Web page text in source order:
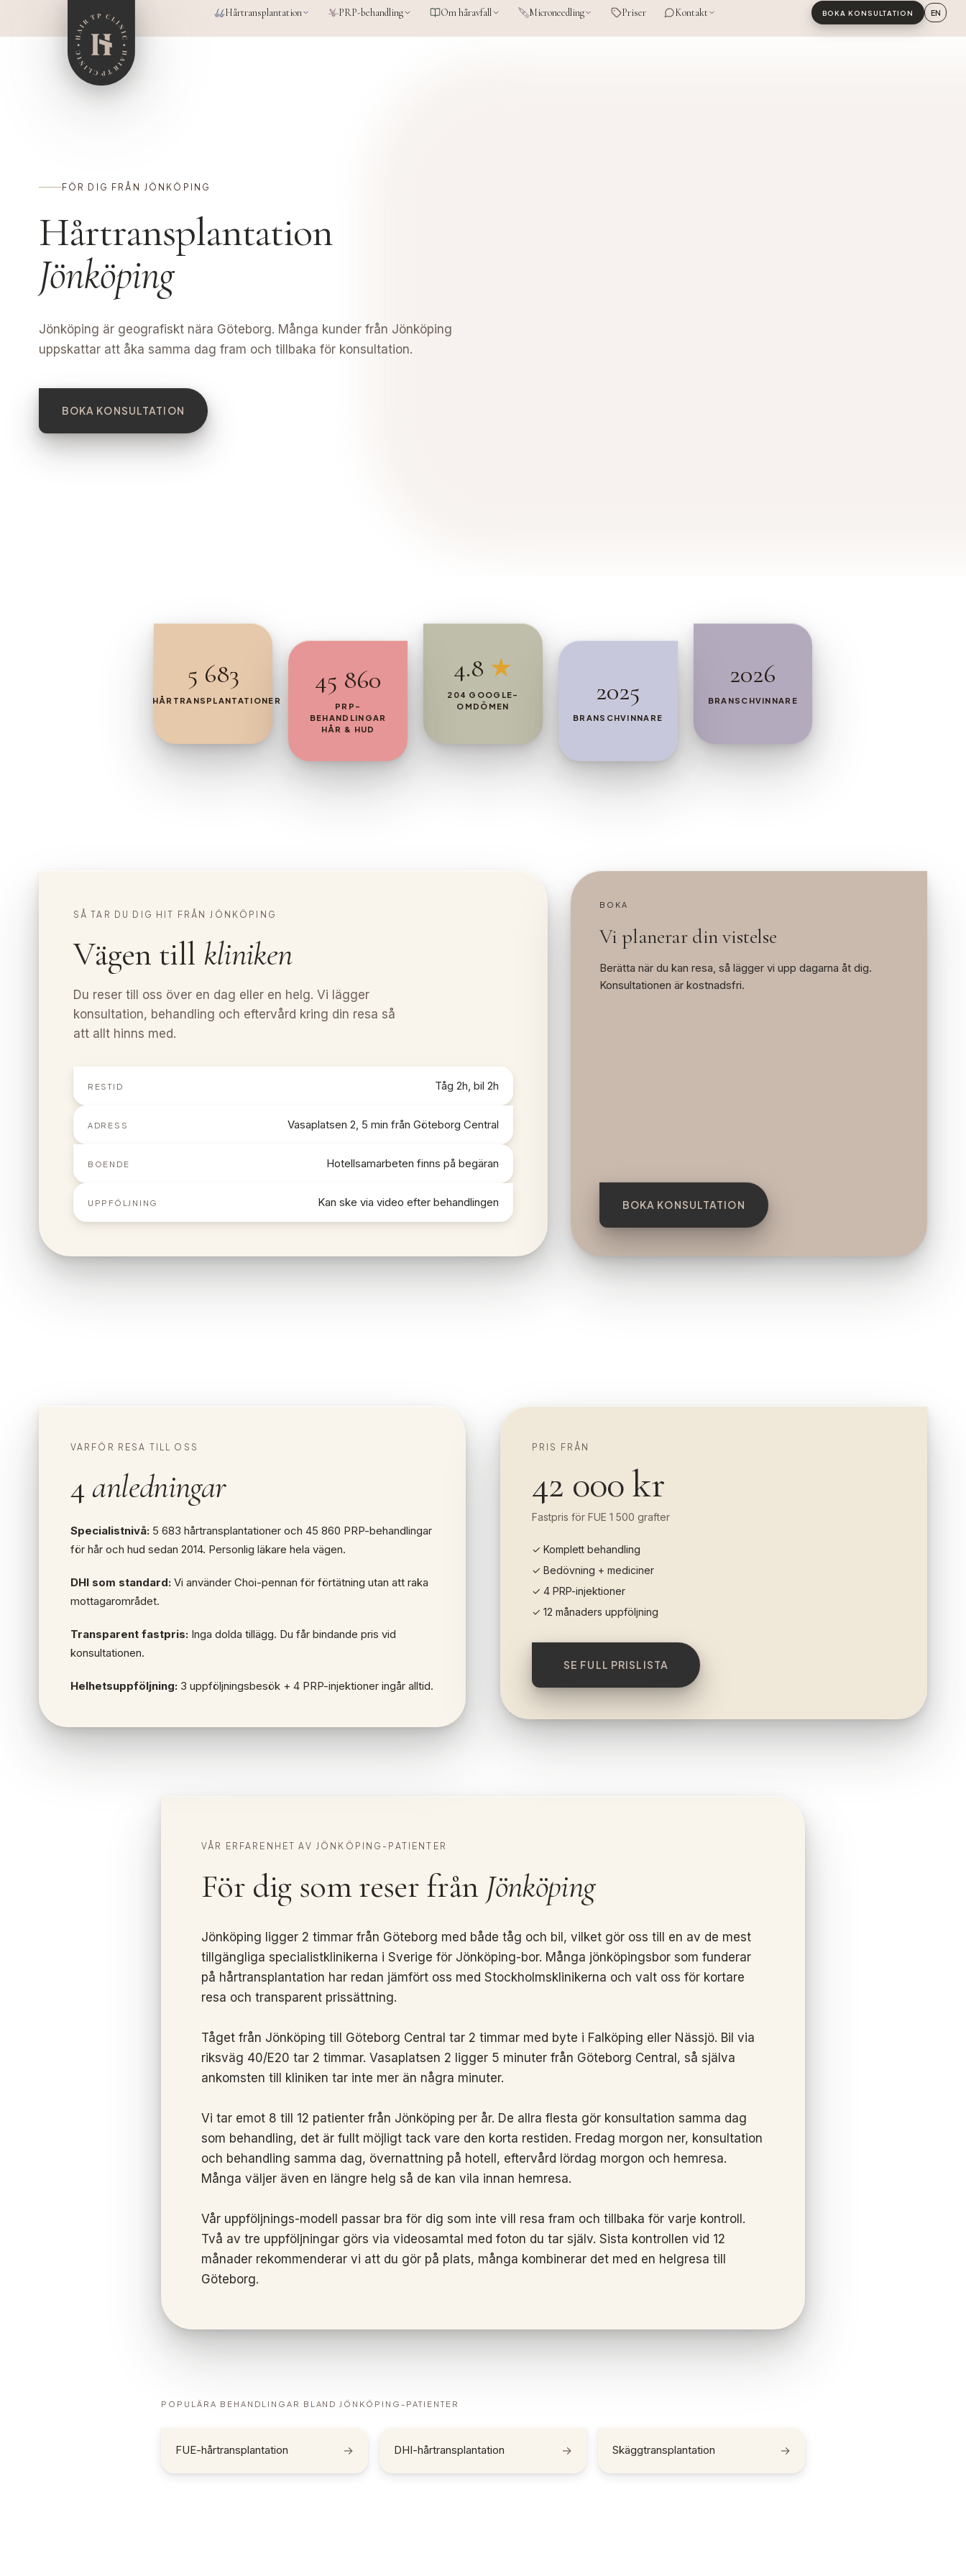
Hårtransplantation PRP-behandling Om håravfall Microneedling Priser Kontakt BOKA KONSULTATION EN
FÖR DIG FRÅN JÖNKÖPING
Hårtransplantation
Jönköping
Jönköping är geografiskt nära Göteborg. Många kunder från Jönköping
uppskattar att åka samma dag fram och tillbaka för konsultation.
BOKA KONSULTATION
5 683
HÅRTRANSPLANTATIONER
45 860
PRP-
BEHANDLINGAR
HÅR & HUD
4.8 ★
204 GOOGLE-
OMDÖMEN
2025
BRANSCHVINNARE
2026
BRANSCHVINNARE
SÅ TAR DU DIG HIT FRÅN JÖNKÖPING
Vägen till kliniken
Du reser till oss över en dag eller en helg. Vi lägger
konsultation, behandling och eftervård kring din resa så
att allt hinns med.
RESTID Tåg 2h, bil 2h
ADRESS Vasaplatsen 2, 5 min från Göteborg Central
BOENDE Hotellsamarbeten finns på begäran
UPPFÖLJNING Kan ske via video efter behandlingen
BOKA
Vi planerar din vistelse
Berätta när du kan resa, så lägger vi upp dagarna åt dig.
Konsultationen är kostnadsfri.
BOKA KONSULTATION
VARFÖR RESA TILL OSS
4anledningar
Specialistnivå:5 683 hårtransplantationer och 45 860 PRP-behandlingar
för hår och hud sedan 2014. Personlig läkare hela vägen.
DHI som standard:Vi använder Choi-pennan för förtätning utan att raka
mottagarområdet.
Transparent fastpris:Inga dolda tillägg. Du får bindande pris vid
konsultationen.
Helhetsuppföljning:3 uppföljningsbesök + 4 PRP-injektioner ingår alltid.
PRIS FRÅN
42 000 kr
Fastpris för FUE 1 500 grafter
✓ Komplett behandling
✓ Bedövning + mediciner
✓ 4 PRP-injektioner
✓ 12 månaders uppföljning
SE FULL PRISLISTA
VÅR ERFARENHET AV JÖNKÖPING-PATIENTER
För dig som reser från Jönköping
Jönköping ligger 2 timmar från Göteborg med både tåg och bil, vilket gör oss till en av de mest
tillgängliga specialistklinikerna i Sverige för Jönköping-bor. Många jönköpingsbor som funderar
på hårtransplantation har redan jämfört oss med Stockholmsklinikerna och valt oss för kortare
resa och transparent prissättning.
Tåget från Jönköping till Göteborg Central tar 2 timmar med byte i Falköping eller Nässjö. Bil via
riksväg 40/E20 tar 2 timmar. Vasaplatsen 2 ligger 5 minuter från Göteborg Central, så själva
ankomsten till kliniken tar inte mer än några minuter.
Vi tar emot 8 till 12 patienter från Jönköping per år. De allra flesta gör konsultation samma dag
som behandling, det är fullt möjligt tack vare den korta restiden. Fredag morgon ner, konsultation
och behandling samma dag, övernattning på hotell, eftervård lördag morgon och hemresa.
Många väljer även en längre helg så de kan vila innan hemresa.
Vår uppföljnings-modell passar bra för dig som inte vill resa fram och tillbaka för varje kontroll.
Två av tre uppföljningar görs via videosamtal med foton du tar själv. Sista kontrollen vid 12
månader rekommenderar vi att du gör på plats, många kombinerar det med en helgresa till
Göteborg.
POPULÄRA BEHANDLINGAR BLAND JÖNKÖPING-PATIENTER
FUE-hårtransplantation → DHI-hårtransplantation → Skäggtransplantation →